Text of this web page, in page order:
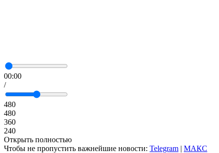
00:00
/
480
480
360
240
Открыть полностью
Чтобы не пропустить важнейшие новости: Telegram | MAКС